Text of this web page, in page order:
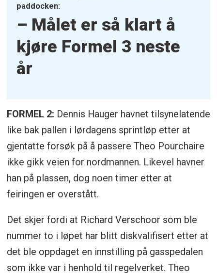
paddocken:
– Målet er så klart å
kjøre Formel 3 neste
år
FORMEL 2: Dennis Hauger havnet tilsynelatende
like bak pallen i lørdagens sprintløp etter at
gjentatte forsøk på å passere Theo Pourchaire
ikke gikk veien for nordmannen. Likevel havner
han på plassen, dog noen timer etter at
feiringen er overstått.
Det skjer fordi at Richard Verschoor som ble
nummer to i løpet har blitt diskvalifisert etter at
det ble oppdaget en innstilling på gasspedalen
som ikke var i henhold til regelverket. Theo